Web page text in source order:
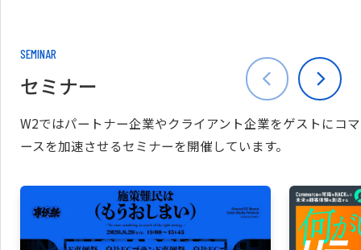
SEMINAR
セミナー
W2ではパートナー企業やクライアント企業をゲストにコマ
ースを加速させるセミナーを開催しています。